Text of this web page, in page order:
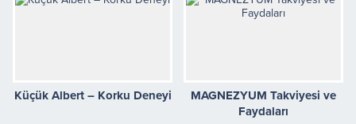
Küçük Albert – Korku Deneyi
MAGNEZYUM Takviyesi ve
Faydaları